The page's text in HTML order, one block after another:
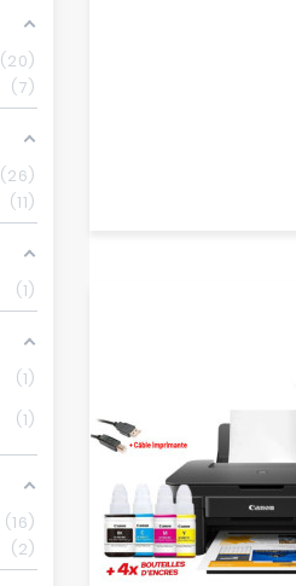
20
7
26
11
1
1
1
16
2